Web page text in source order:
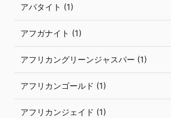
アパタイト (1)
アフガナイト (1)
アフリカングリーンジャスパー (1)
アフリカンゴールド (1)
アフリカンジェイド (1)